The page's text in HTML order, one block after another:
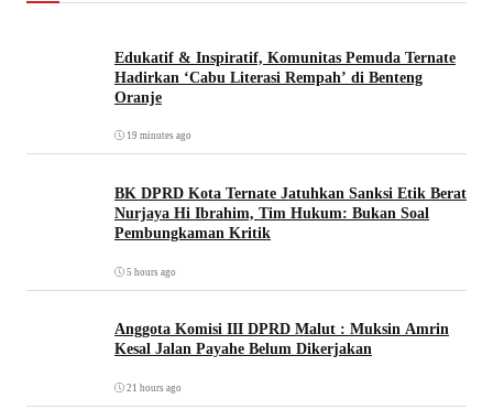
Edukatif & Inspiratif, Komunitas Pemuda Ternate
Hadirkan ‘Cabu Literasi Rempah’ di Benteng
Oranje
19 minutes ago
BK DPRD Kota Ternate Jatuhkan Sanksi Etik Berat
Nurjaya Hi Ibrahim, Tim Hukum: Bukan Soal
Pembungkaman Kritik
5 hours ago
Anggota Komisi III DPRD Malut : Muksin Amrin
Kesal Jalan Payahe Belum Dikerjakan
21 hours ago